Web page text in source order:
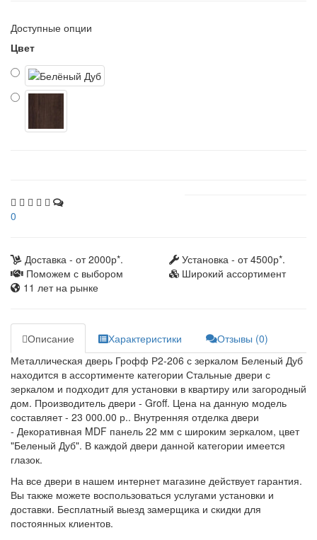
Доступные опции
Цвет
0
Доставка - от 2000р*.
Установка - от 4500р*.
Поможем с выбором
Широкий ассортимент
11 лет на рынке
Описание Характеристики
Отзывы (0)
Металлическая дверь Грофф Р2-206 с зеркалом Беленый Дуб
находится в ассортименте категории Стальные двери с
зеркалом и подходит для установки в квартиру или загородный
дом. Производитель двери - Groff. Цена на данную модель
составляет - 23 000.00 р.. Внутренняя отделка двери
- Декоративная MDF панель 22 мм с широким зеркалом, цвет
"Беленый Дуб". В каждой двери данной категории имеется
глазок.
На все двери в нашем интернет магазине действует гарантия.
Вы также можете воспользоваться услугами установки и
доставки. Бесплатный выезд замерщика и скидки для
постоянных клиентов.